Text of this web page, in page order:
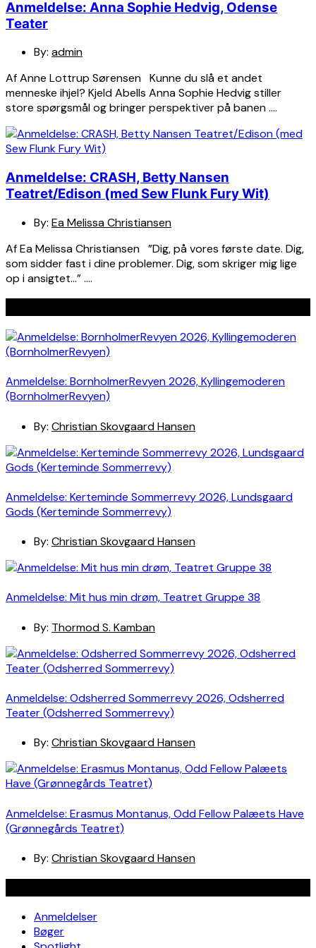
Anmeldelse: Anna Sophie Hedvig, Odense
Teater
By: admin
Af Anne Lottrup Sørensen Kunne du slå et andet
menneske ihjel? Kjeld Abells Anna Sophie Hedvig stiller
store spørgsmål og bringer perspektiver på banen ….
Anmeldelse: CRASH, Betty Nansen
Teatret/Edison (med Sew Flunk Fury Wit)
By: Ea Melissa Christiansen
Af Ea Melissa Christiansen ”Dig, på vores første date. Dig,
som sidder fast i dine problemer. Dig, som skriger mig lige
op i ansigtet…” ….
Anmeldelse: BornholmerRevyen 2026, Kyllingemoderen
(BornholmerRevyen)
By: Christian Skovgaard Hansen
Anmeldelse: Kerteminde Sommerrevy 2026, Lundsgaard
Gods (Kerteminde Sommerrevy)
By: Christian Skovgaard Hansen
Anmeldelse: Mit hus min drøm, Teatret Gruppe 38
By: Thormod S. Kamban
Anmeldelse: Odsherred Sommerrevy 2026, Odsherred
Teater (Odsherred Sommerrevy)
By: Christian Skovgaard Hansen
Anmeldelse: Erasmus Montanus, Odd Fellow Palæets Have
(Grønnegårds Teatret)
By: Christian Skovgaard Hansen
Anmeldelser
Bøger